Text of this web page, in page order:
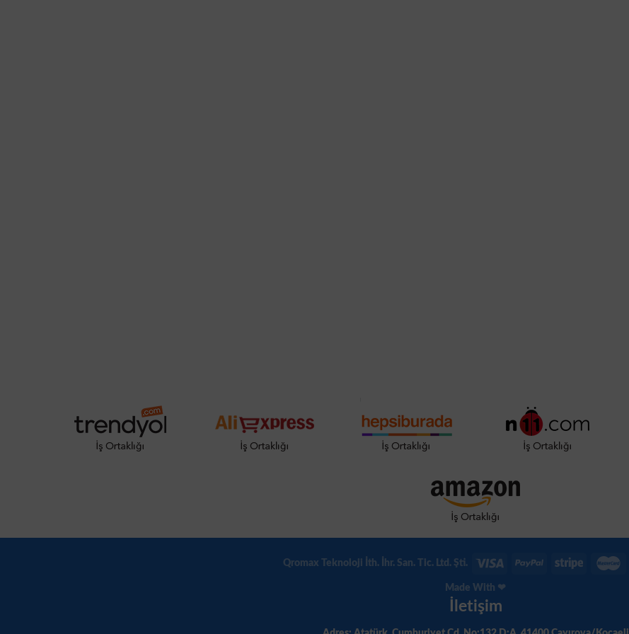
Qromax Teknoloji İth. İhr. San. Tic. Ltd. Şti.
Made With ❤
İletişim